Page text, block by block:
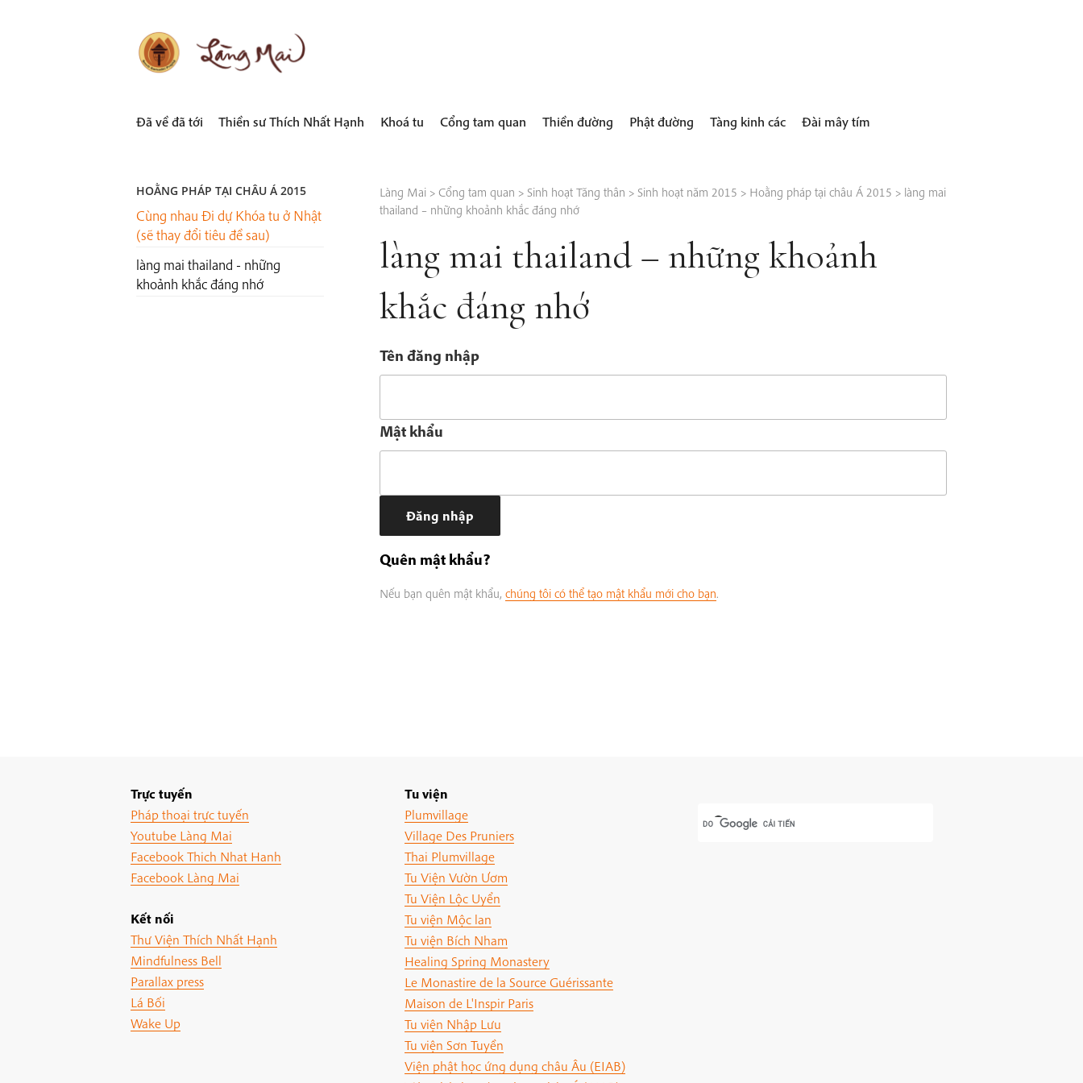
LÀNG MAI
Đã về đã tới Thiền sư Thích Nhất Hạnh Khoá tu Cổng tam quan Thiền đường Phật đường Tàng kinh các Đài mây tím
HOẰNG PHÁP TẠI CHÂU Á 2015
Cùng nhau Đi dự Khóa tu ở Nhật
(sẽ thay đổi tiêu đề sau)
làng mai thailand - những
khoảnh khắc đáng nhớ
Làng Mai> Cổng tam quan > Sinh hoạt Tăng thân > Sinh hoạt năm 2015 > Hoằng pháp tại châu Á 2015 > làng mai
thailand – những khoảnh khắc đáng nhớ
làng mai thailand – những khoảnh
khắc đáng nhớ
Tên đăng nhập
Mật khẩu
Quên mật khẩu?
Nếu bạn quên mật khẩu, chúng tôi có thể tạo mật khẩu mới cho bạn.
Trực tuyến
Pháp thoại trực tuyến
Youtube Làng Mai
Facebook Thich Nhat Hanh
Facebook Làng Mai
Kết nối
Thư Viện Thích Nhất Hạnh
Mindfulness Bell
Parallax press
Lá Bối
Wake Up
Tu viện
Plumvillage
Village Des Pruniers
Thai Plumvillage
Tu Viện Vườn Ươm
Tu Viện Lộc Uyển
Tu viện Mộc lan
Tu viện Bích Nham
Healing Spring Monastery
Le Monastire de la Source Guérissante
Maison de L'Inspir Paris
Tu viện Nhập Lưu
Tu viện Sơn Tuyền
Viện phật học ứng dụng châu Âu (EIAB)